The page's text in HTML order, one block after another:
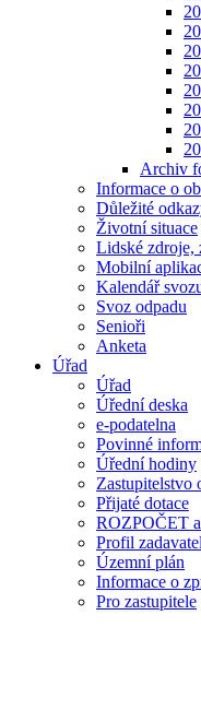
Archiv
Informace o
Důležité
Životní situace
Lidské zdroje,
Mobilní
Kalendář
Svoz odpadu
Senioři
Anketa
Úřad
Úřad
Úřední deska
e-podatelna
Povinné
Úřední hodiny
Zastupitelstvo
Přijaté dotace
ROZPOČET
Profil
Územní plán
Informace o
Pro zastupitele